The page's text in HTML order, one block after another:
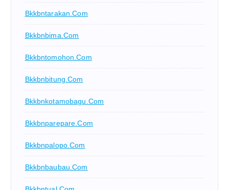
Bkkbntarakan.com
Bkkbnbima.com
Bkkbntomohon.com
Bkkbnbitung.com
Bkkbnkotamobagu.com
Bkkbnparepare.com
Bkkbnpalopo.com
Bkkbnbaubau.com